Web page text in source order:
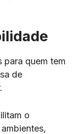
para quem tem
de
o